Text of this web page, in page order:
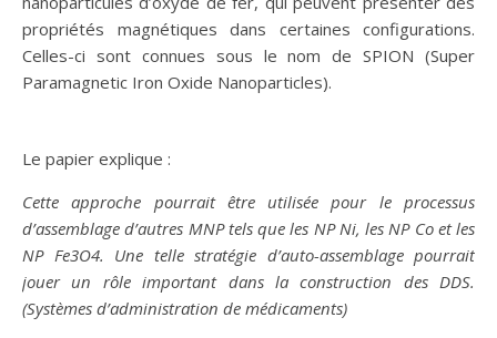
propriétés magnétiques dans certaines configurations.
Celles-ci sont connues sous le nom de SPION (Super
Paramagnetic Iron Oxide Nanoparticles).
Le papier explique :
Cette approche pourrait être utilisée pour le processus
d’assemblage d’autres MNP tels que les NP Ni, les NP Co et les
NP Fe3O4. Une telle stratégie d’auto-assemblage pourrait
jouer un rôle important dans la construction des DDS.
(Systèmes d’administration de médicaments)